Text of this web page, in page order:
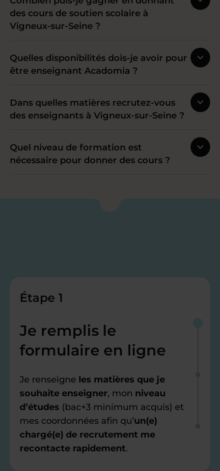
des cours de soutien scolaire à
Vigneux-sur-Seine ?
Quelles disponibilités dois-je avoir pour
être enseignant Acadomia ?
Dans quelles matières recrutez-vous
des enseignants à Vigneux-sur-Seine ?
Quel niveau de formation est
nécessaire pour donner des cours ?
Étape 1
Je remplis le
formulaire en ligne
Je renseigne les matières que je
souhaite enseigner, mon niveau
d’études (bac+3 minimum acquis) et
mes coordonnées afin qu’un(e)
chargé(e) de recrutement me
recontacte rapidement.